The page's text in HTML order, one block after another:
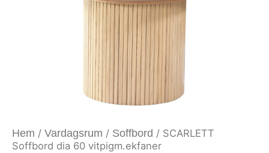
Hem / Vardagsrum / Soffbord / SCARLETT
Soffbord dia 60 vitpigm.ekfaner